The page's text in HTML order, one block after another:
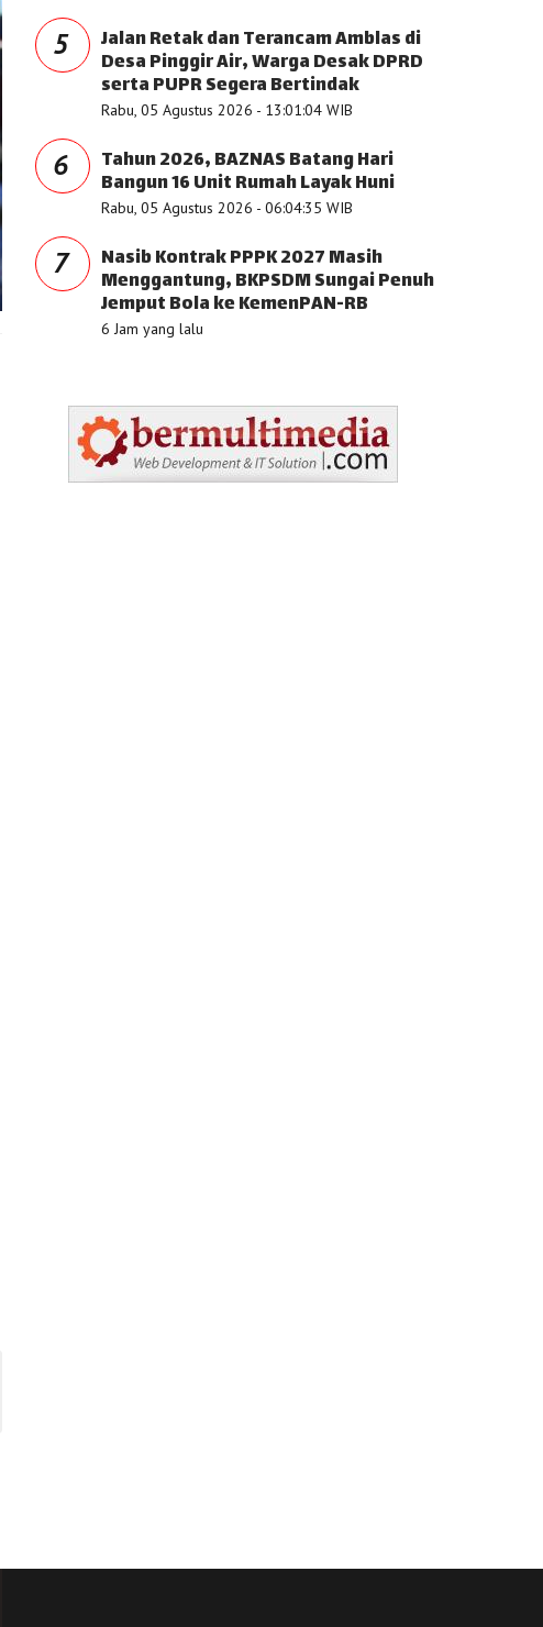
5 Jalan Retak dan Terancam Amblas di
Desa Pinggir Air, Warga Desak DPRD
serta PUPR Segera Bertindak
Rabu, 05 Agustus 2026 - 13:01:04 WIB
6 Tahun 2026, BAZNAS Batang Hari
Bangun 16 Unit Rumah Layak Huni
Rabu, 05 Agustus 2026 - 06:04:35 WIB
7 Nasib Kontrak PPPK 2027 Masih
Menggantung, BKPSDM Sungai Penuh
Jemput Bola ke KemenPAN-RB
6 Jam yang lalu